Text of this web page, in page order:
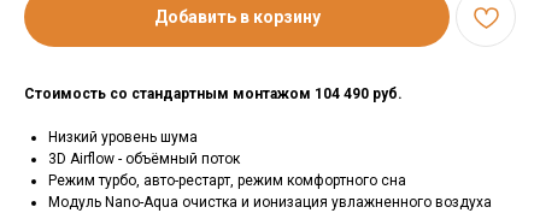
Добавить в корзину
Стоимость со стандартным монтажом 104 490 руб.
Низкий уровень шума
3D Airflow - объёмный поток
Режим турбо, авто-рестарт, режим комфортного сна
Модуль Nano-Aqua очистка и ионизация увлажненного воздуха